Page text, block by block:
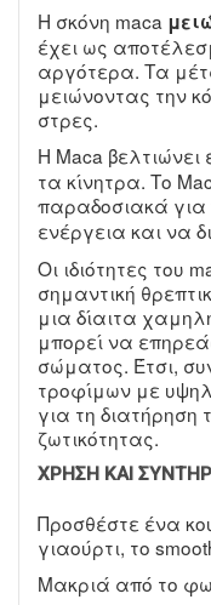
Η σκόνη maca
έχει ως
αργότερα. Τα
μειώνοντας την
στρες.
Η Maca βελτιώνει
τα κίνητρα. Το
παραδοσιακά
ενέργεια και να
Οι ιδιότητες του
σημαντική
μια δίαιτα
μπορεί να
σώματος. Έτσι,
τροφίμων με
για τη διατήρηση
ζωτικότητας.
ΧΡΉΣΗ ΚΑΙ
Προσθέστε ένα
γιαούρτι, το
Μακριά από το